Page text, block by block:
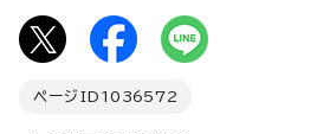
ページID 1036572